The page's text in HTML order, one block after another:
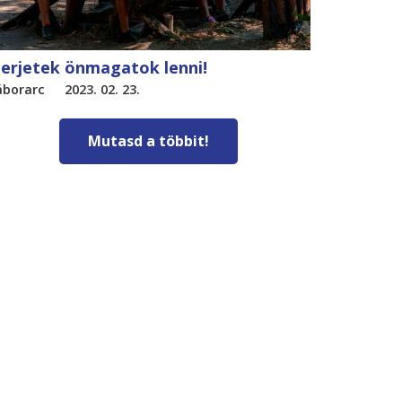
önmagatok lenni!
2023. 02. 23.
Mutasd a többit!